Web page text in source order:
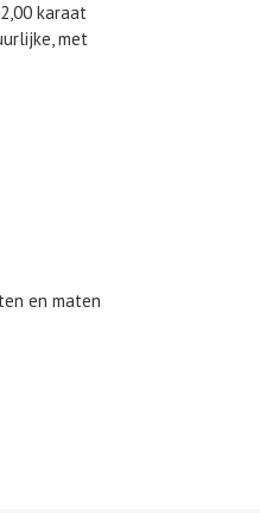
karaat
met
en maten